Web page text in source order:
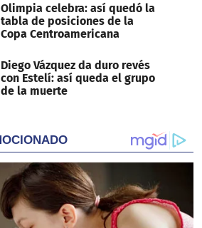
Olimpia celebra: así quedó la
tabla de posiciones de la
Copa Centroamericana
Diego Vázquez da duro revés
con Estelí: así queda el grupo
de la muerte